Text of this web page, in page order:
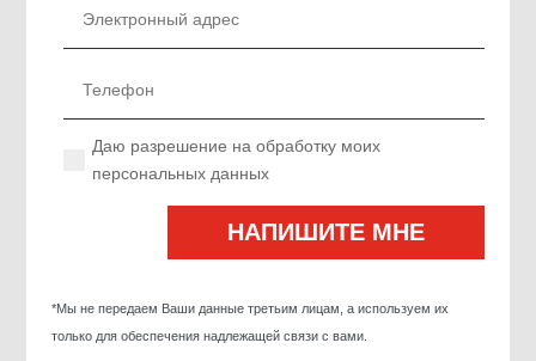
Даю разрешение на обработку моих
персональных данных
*Мы не передаем Ваши данные третьим лицам, а используем их
только для обеспечения надлежащей связи с вами.